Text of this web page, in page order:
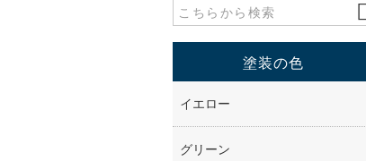
塗装の色
イエロー
グリーン